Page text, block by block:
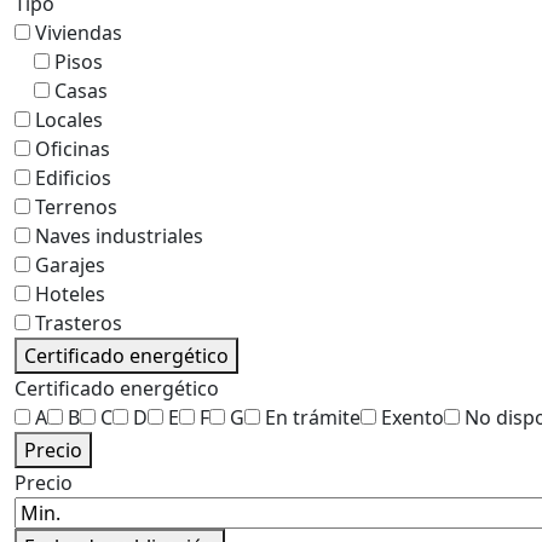
Viviendas
Pisos
Casas
Locales
Oficinas
Edificios
Terrenos
Naves industriales
Garajes
Hoteles
Trasteros
Certificado energético
Certificado energético
A
B C D E F G En trámite Exento
No
Precio
Precio